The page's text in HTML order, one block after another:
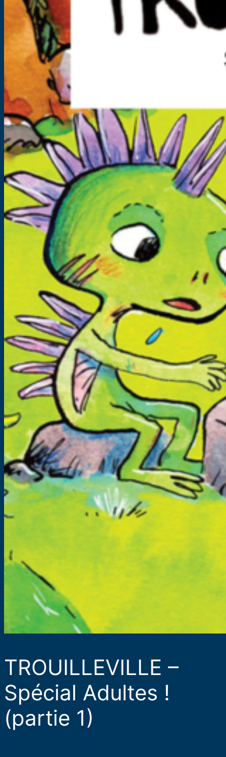
TROUILLEVILLE –
Spécial Adultes !
(partie 1)